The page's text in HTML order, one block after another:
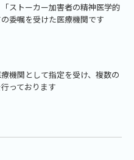
ストーカー加害者の精神医学的
委嘱を受けた医療機関です
機関として指定を受け、複数の
っております